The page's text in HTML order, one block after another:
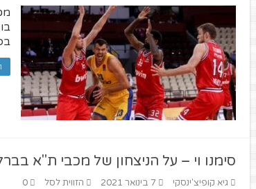
סימנו וי – על הניצחון של מכבי ת"א
גיא קופיצ'ינסקי 7 בינואר 2021 הזווית לסל 0